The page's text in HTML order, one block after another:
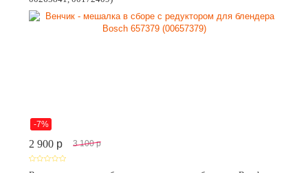
-7%
2 900 p 3 100 p